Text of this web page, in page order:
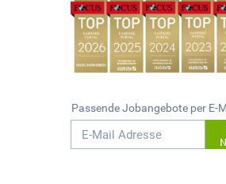
Passende Jobangebote per E-